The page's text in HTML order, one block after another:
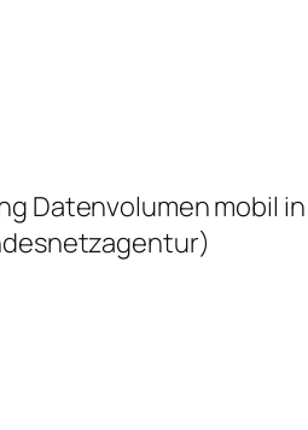
Datenvolumen mobil